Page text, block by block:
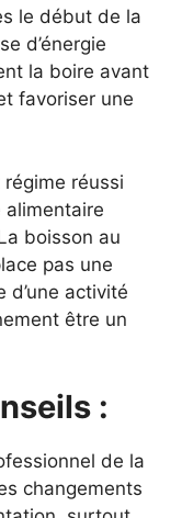
le début de la
d’énergie
la boire avant
favoriser une
régime réussi
alimentaire
boisson au
pas une
d’une activité
être un
:
de la
changements